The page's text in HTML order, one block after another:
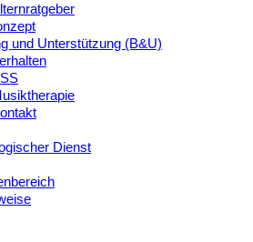
und Unterstützung (B&U)
Dienst